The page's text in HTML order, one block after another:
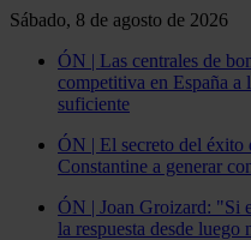
Sábado, 8 de agosto de 2026
ÓN | Las centrales de
competitiva en España a
suficiente
ÓN | El secreto del
Constantine a generar
ÓN | Joan Groizard: "Si
la respuesta desde luego